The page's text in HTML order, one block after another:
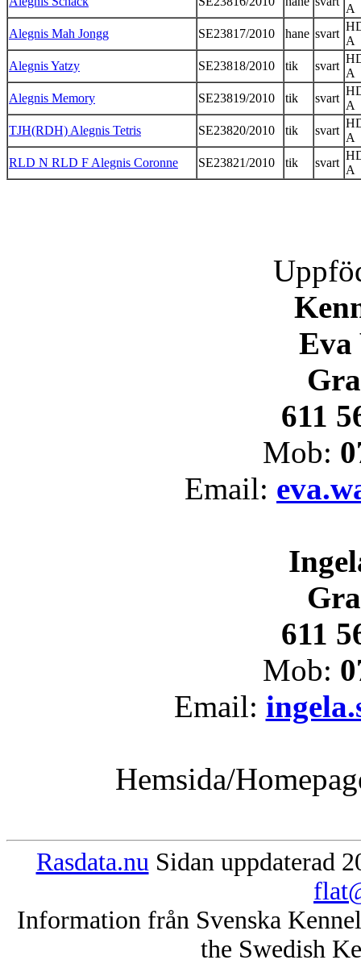
A
Alegnis Mah Jongg
SE23817/2010 hane svart
A
Alegnis Yatzy
SE23818/2010 tik svart
A
Alegnis Memory
SE23819/2010 tik svart
A
TJH(RDH) Alegnis Tetris
SE23820/2010 tik svart
A
RLD N RLD F Alegnis Coronne
SE23821/2010 tik svart
A
Eva
611
Mob:
Email:
611
Mob:
Email:
Hemsida/
Rasdata.nu Sidan uppdaterad
Information från Svenska
the Swedish